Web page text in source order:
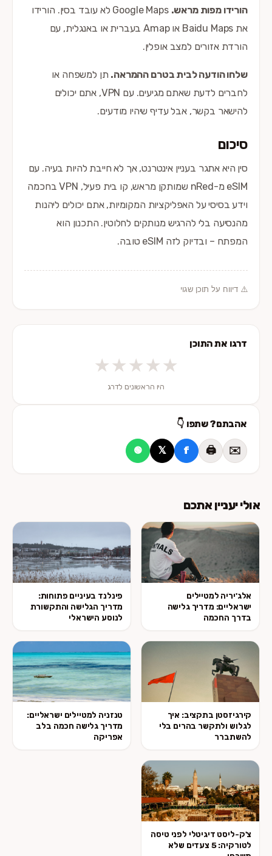
הורידו מפות מראש.
Google Maps לא עובד בסין. הורידו
את Baidu Maps או Amap בעברית או באנגלית, עם
הורדת אזורים למצב אופלין.
שלחו הודעה לבית בטרם ההמראה. תן למשפחה או
לחברים לדעת שאתם מגיעים. עם VPN, אתם יכולים
להישאר בקשר, אבל עדיף שיהיו מודעים.
סיכום
סין היא אתגר בעניין אינטרנט, אך לא חייבת להיות בעיה. עם
eSIM מ-nRed שמותקן מראש, קו בית פעיל, VPN בחכמה
וידע בסיסי על האפליקציות המקומיות, אתם יכולים ליהנות
מהנסיעה בלי להרגיש מנותקים לחלוטין. התכנון הוא
המפתח – ובדיוק לזה eSIM טובה.
⚠️ דיווח על תוכן שגוי
דרגו את התוכן
★★★★★
היו הראשונים לדרג
אהבתם? שתפו 👇
✉️
🖨️
f
𝕏
🟢
אולי יעניין אתכם
אלג'יריה למטיילים
ישראליים: מדריך גלישה
בדרך החכמה
פינלנד בעיניים פתוחות:
מדריך הגלישה והתקשורת
לנוסע הישראלי
קירגיזסטן בתקציב: איך
לגלוש ולתקשר בהרים בלי
להשתברר
טנזניה למטיילים ישראליים:
מדריך גלישה חכמה בלב
אפריקה
צ'ק-ליסט דיגיטלי לפני טיסה
לטורקיה: 5 צעדים שלא